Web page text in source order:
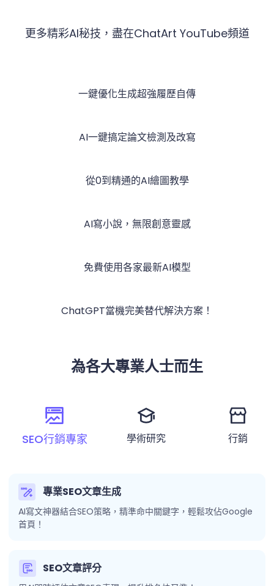
更多精彩AI秘技，盡在ChatArt YouTube頻道
一鍵優化生成超強履歷自傳
AI一鍵搞定論文檢測及改寫
從0到精通的AI繪圖教學
AI寫小說，無限創意靈感
免費使用各家最新AI模型
ChatGPT當機完美替代解決方案！
為各大專業人士而生
SEO行銷專家 學術研究 行銷
專業SEO文章生成
AI寫文神器結合SEO策略，精準命中關鍵字，輕鬆攻佔Google
首頁！
SEO文章評分